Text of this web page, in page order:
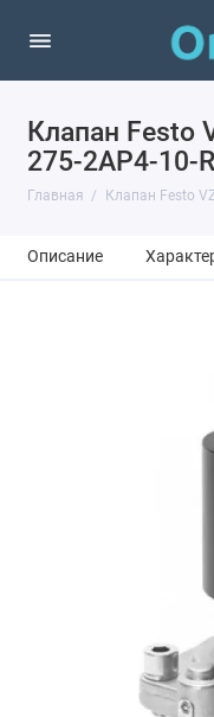
Клапан Festo
275-2AP4-10-
Главная Клапан Festo
Описание